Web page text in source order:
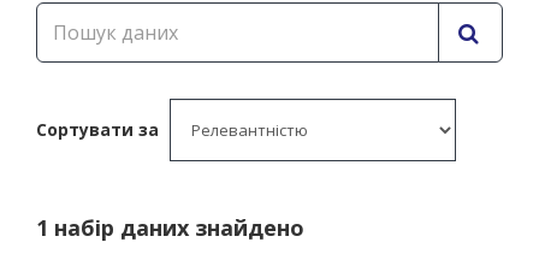
Сортувати за
1 набір даних знайдено